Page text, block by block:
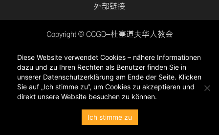
外部链接
Copyright © CCGD–杜塞道夫华人教会
隐私政策
Diese Website verwendet Cookies – nähere Informationen
dazu und zu Ihren Rechten als Benutzer finden Sie in
unserer Datenschutzerklärung am Ende der Seite. Klicken
Sie auf „Ich stimme zu“, um Cookies zu akzeptieren und
direkt unsere Website besuchen zu können.
Ich stimme zu